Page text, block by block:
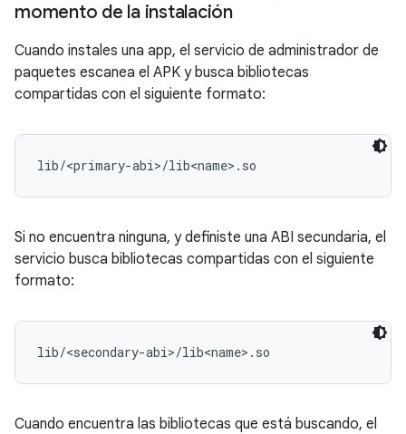
momento de la instalación
Cuando instales una app, el servicio de administrador de
paquetes escanea el APK y busca bibliotecas
compartidas con el siguiente formato:
Si no encuentra ninguna, y definiste una ABI secundaria, el
servicio busca bibliotecas compartidas con el siguiente
formato:
Cuando encuentra las bibliotecas que está buscando, el